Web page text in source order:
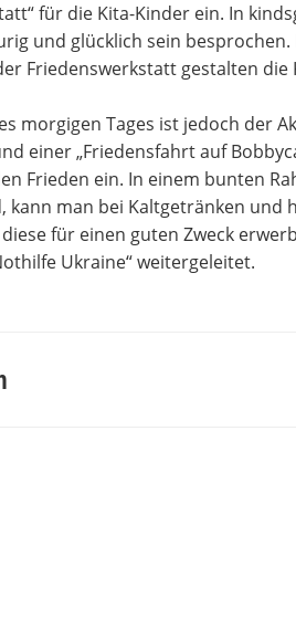
für die Kita-Kinder ein. In
und glücklich sein
Friedenswerkstatt gestalten die
morgigen Tages ist jedoch der
einer „Friedensfahrt auf
Frieden ein. In einem bunten
kann man bei Kaltgetränken
für einen guten Zweck
Ukraine“ weitergeleitet.